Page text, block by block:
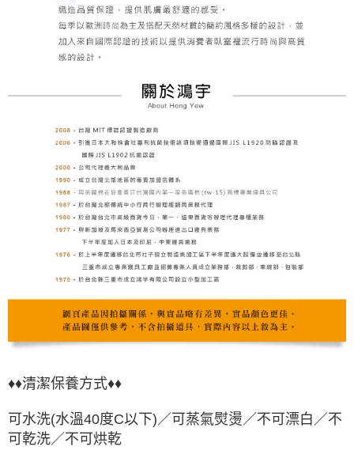
♦♦清潔保養方式♦♦
可水洗(水溫40度C以下)／可蒸氣熨燙／不可漂白／不
可乾洗／不可烘乾